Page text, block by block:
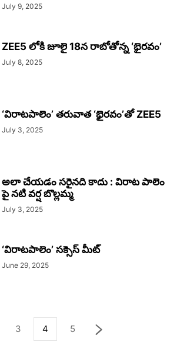
July 9, 2025
ZEE5 లోకి జూలై 18న రాబోతోన్న ‘భైరవం’
July 8, 2025
‘విరాటపాలెం’ తరువాత ‘భైరవం’తో ZEE5
July 3, 2025
అలా చేయడం సరైనది కాదు : విరాట పాలెం
పై నటి వర్ష బొల్లమ్మ
July 3, 2025
‘విరాటపాలెం’ సక్సెస్ మీట్‌
June 29, 2025
3 4 5